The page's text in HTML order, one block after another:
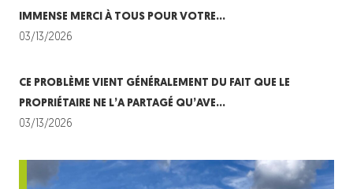
IMMENSE MERCI À TOUS POUR VOTRE…
03/13/2026
CE PROBLÈME VIENT GÉNÉRALEMENT DU FAIT QUE LE
PROPRIÉTAIRE NE L’A PARTAGÉ QU’AVE…
03/13/2026